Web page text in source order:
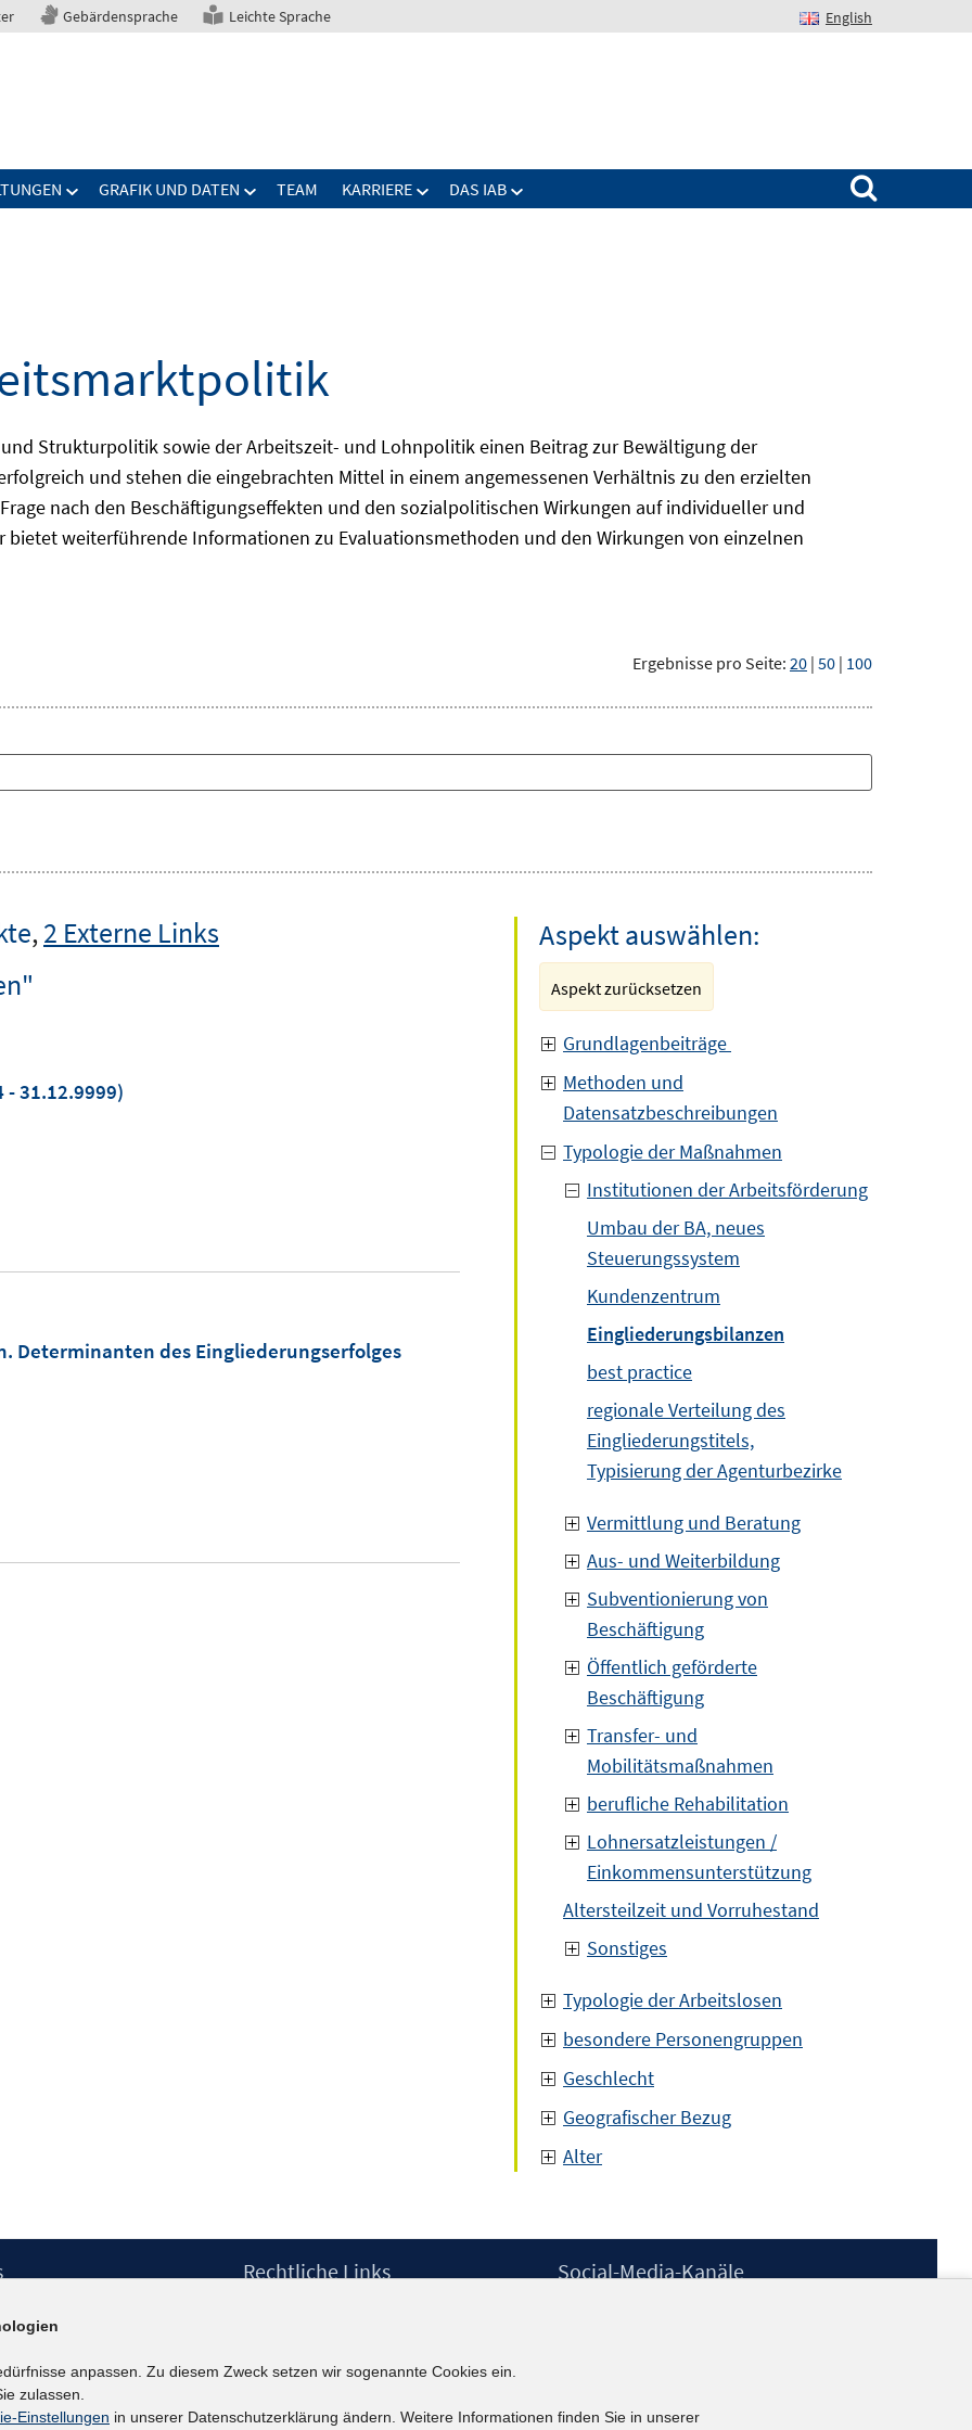
Gebärdensprache Leichte Sprache English
GRAFIK UND DATEN TEAM KARRIERE DAS IAB
Suchen nach:
Strukturpolitik sowie der Arbeitszeit- und Lohnpolitik einen Beitrag zur Bewältigung der
und stehen die eingebrachten Mittel in einem angemessenen Verhältnis zu den erzielten
nach den Beschäftigungseffekten und den sozialpolitischen Wirkungen auf individueller und
bietet weiterführende Informationen zu Evaluationsmethoden und den Wirkungen von einzelnen
Ergebnisse pro Seite: 20 | 50 | 100
,2 Externe Links
- 31.12.9999)
Determinanten des Eingliederungserfolges
Aspekt auswählen:
Aspekt zurücksetzen
Grundlagenbeiträge
Methoden und
Datensatzbeschreibungen
Typologie der Maßnahmen
Institutionen der Arbeitsförderung
Umbau der BA, neues
Steuerungssystem
Kundenzentrum
Eingliederungsbilanzen
best practice
regionale Verteilung des
Eingliederungstitels,
Typisierung der Agenturbezirke
Vermittlung und Beratung
Aus- und Weiterbildung
Subventionierung von
Beschäftigung
Öffentlich geförderte
Beschäftigung
Transfer- und
Mobilitätsmaßnahmen
berufliche Rehabilitation
Lohnersatzleistungen /
Einkommensunterstützung
Altersteilzeit und Vorruhestand
Sonstiges
Typologie der Arbeitslosen
besondere Personengruppen
Geschlecht
Geografischer Bezug
Alter
Rechtliche Links
Erklärung zur Barrierefreiheit
Social-Media-Kanäle
kununu
anpassen. Zu diesem Zweck setzen wir sogenannte Cookies ein.
zulassen.
Einstellungen in unserer Datenschutzerklärung ändern. Weitere Informationen finden Sie in unserer